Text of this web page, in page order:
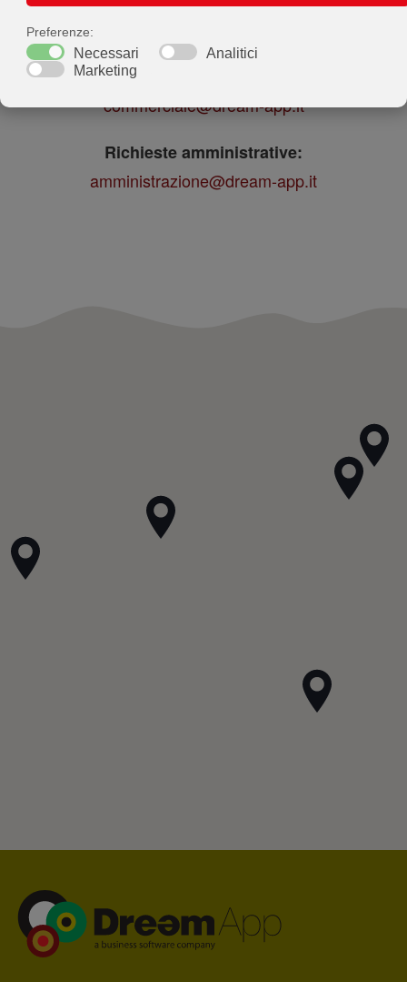
Richieste commerciali:
commerciale@dream-app.it
Richieste amministrative:
amministrazione@dream-app.it